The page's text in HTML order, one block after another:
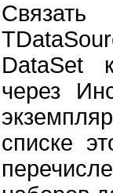
DataSet
через
списке